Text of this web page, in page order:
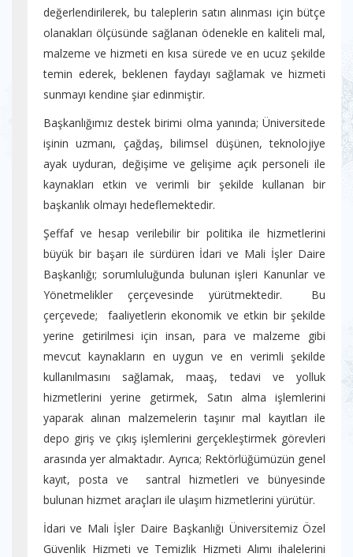
değerlendirilerek, bu taleplerin satın alınması için bütçe
olanakları ölçüsünde sağlanan ödenekle en kaliteli mal,
malzeme ve hizmeti en kısa sürede ve en ucuz şekilde
temin ederek, beklenen faydayı sağlamak ve hizmeti
sunmayı kendine şiar edinmiştir.
Başkanlığımız destek birimi olma yanında; Üniversitede
işinin uzmanı, çağdaş, bilimsel düşünen, teknolojiye
ayak uyduran, değişime ve gelişime açık personeli ile
kaynakları etkin ve verimli bir şekilde kullanan bir
başkanlık olmayı hedeflemektedir.
Şeffaf ve hesap verilebilir bir politika ile hizmetlerini
büyük bir başarı ile sürdüren İdari ve Mali İşler Daire
Başkanlığı; sorumluluğunda bulunan işleri Kanunlar ve
Yönetmelikler çerçevesinde yürütmektedir. Bu
çerçevede; faaliyetlerin ekonomik ve etkin bir şekilde
yerine getirilmesi için insan, para ve malzeme gibi
mevcut kaynakların en uygun ve en verimli şekilde
kullanılmasını sağlamak, maaş, tedavi ve yolluk
hizmetlerini yerine getirmek, Satın alma işlemlerini
yaparak alınan malzemelerin taşınır mal kayıtları ile
depo giriş ve çıkış işlemlerini gerçekleştirmek görevleri
arasında yer almaktadır. Ayrıca; Rektörlüğümüzün genel
kayıt, posta ve santral hizmetleri ve bünyesinde
bulunan hizmet araçları ile ulaşım hizmetlerini yürütür.
İdari ve Mali İşler Daire Başkanlığı Üniversitemiz Özel
Güvenlik Hizmeti ve Temizlik Hizmeti Alımı ihalelerini